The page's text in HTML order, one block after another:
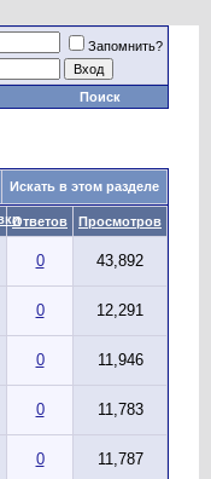
Запомнить?
Поиск
Искать в этом разделе
Ответов Просмотров
0 43,892
0 12,291
0 11,946
0 11,783
0 11,787